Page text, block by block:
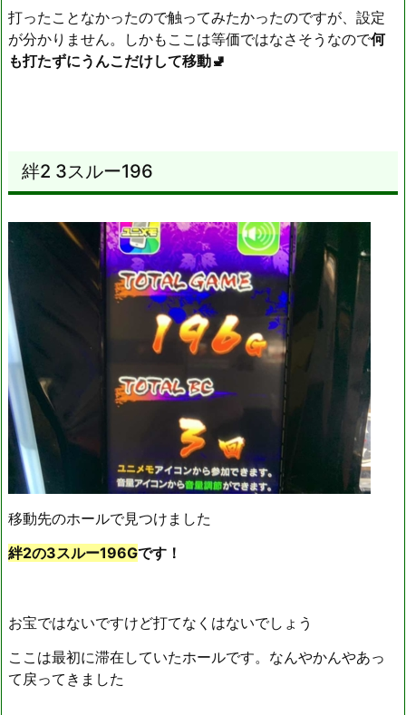
打ったことなかったので触ってみたかったのですが、設定
が分かりません。しかもここは等価ではなさそうなので何
も打たずにうんこだけして移動🚽
絆2 3スルー196
移動先のホールで見つけました
絆2の3スルー196Gです！
お宝ではないですけど打てなくはないでしょう
ここは最初に滞在していたホールです。なんやかんやあっ
て戻ってきました